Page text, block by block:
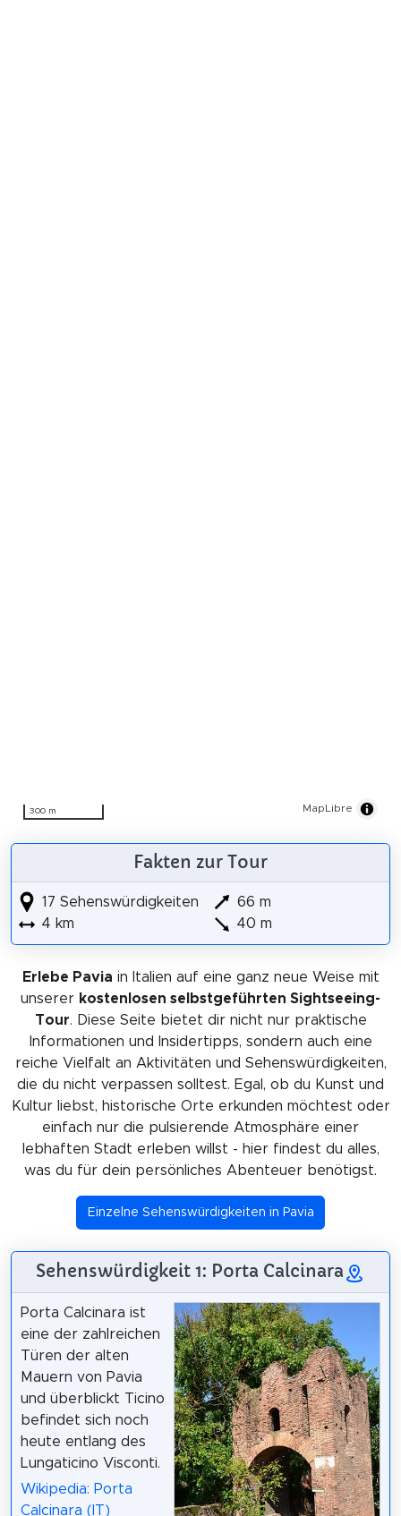
300 m MapLibre
Fakten zur Tour
17 Sehenswürdigkeiten
4 km
66 m
40 m
Erlebe Pavia in Italien auf eine ganz neue Weise mit
unserer kostenlosen selbstgeführten Sightseeing-
Tour. Diese Seite bietet dir nicht nur praktische
Informationen und Insidertipps, sondern auch eine
reiche Vielfalt an Aktivitäten und Sehenswürdigkeiten,
die du nicht verpassen solltest. Egal, ob du Kunst und
Kultur liebst, historische Orte erkunden möchtest oder
einfach nur die pulsierende Atmosphäre einer
lebhaften Stadt erleben willst - hier findest du alles,
was du für dein persönliches Abenteuer benötigst.
Einzelne Sehenswürdigkeiten in Pavia
Sehenswürdigkeit 1: Porta Calcinara
Porta Calcinara ist
eine der zahlreichen
Türen der alten
Mauern von Pavia
und überblickt Ticino
befindet sich noch
heute entlang des
Lungaticino Visconti.
Wikipedia: Porta
Calcinara (IT)